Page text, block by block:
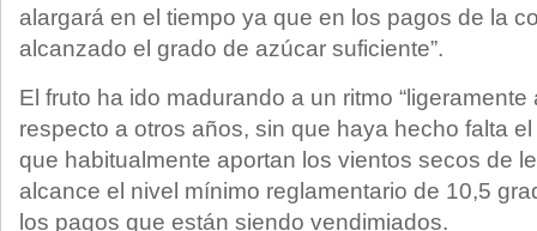
alargará en el tiempo ya que en los pagos de la
alcanzado el grado de azúcar suficiente”.
El fruto ha ido madurando a un ritmo “ligeramente
respecto a otros años, sin que haya hecho falta
que habitualmente aportan los vientos secos de
alcance el nivel mínimo reglamentario de 10,5
los pagos que están siendo vendimiados.